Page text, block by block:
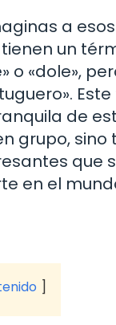
a
un
o «dole»,
de
grupo, sino
que
en el